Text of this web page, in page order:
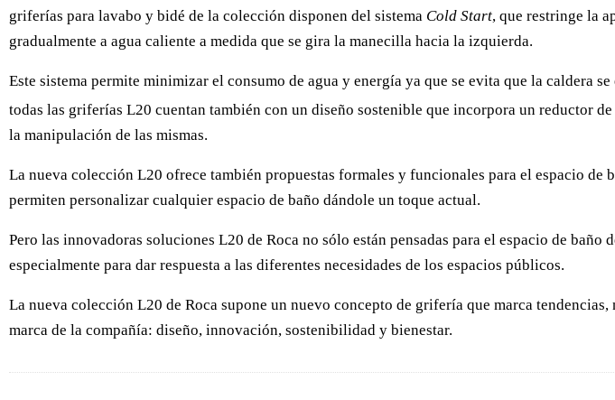
griferías para lavabo y bidé de la colección disponen del sistema Cold Start, que restringe la
gradualmente a agua caliente a medida que se gira la manecilla hacia la izquierda.
Este sistema permite minimizar el consumo de agua y energía ya que se evita que la caldera
todas las griferías L20 cuentan también con un diseño sostenible que incorpora un reductor
la manipulación de las mismas.
La nueva colección L20 ofrece también propuestas formales y funcionales para el espacio
permiten personalizar cualquier espacio de baño dándole un toque actual.
Pero las innovadoras soluciones L20 de Roca no sólo están pensadas para el espacio de
especialmente para dar respuesta a las diferentes necesidades de los espacios públicos.
La nueva colección L20 de Roca supone un nuevo concepto de grifería que marca
marca de la compañía: diseño, innovación, sostenibilidad y bienestar.